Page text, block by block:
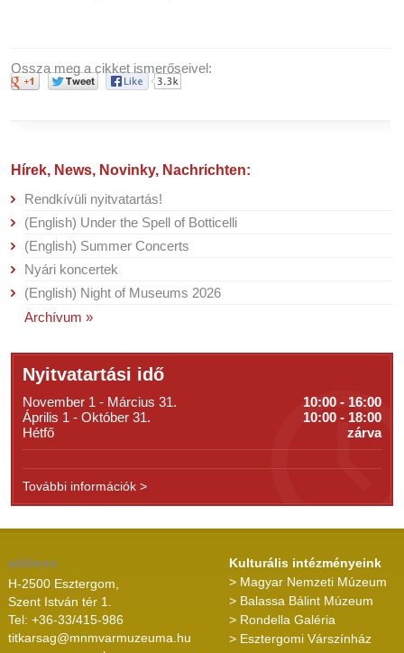
Ossza meg a cikket ismerőseivel:
Hírek, News, Novinky, Nachrichten:
Rendkívüli nyitvatartás!
(English) Under the Spell of Botticelli
(English) Summer Concerts
Nyári koncertek
(English) Night of Museums 2026
Archívum »
Nyitvatartási idő
November 1 - Március 31.
10:00 - 16:00
Április 1 - Október 31.
10:00 - 18:00
Hétfő
zárva
További információk >
address
H-2500 Esztergom,
Szent István tér 1.
Tel: +36-33/415-986
titkarsag@mnmvarmuzeuma.hu
Kulturális intézményeink
> Magyar Nemzeti Múzeum
> Balassa Bálint Múzeum
> Rondella Galéria
> Esztergomi Várszínház